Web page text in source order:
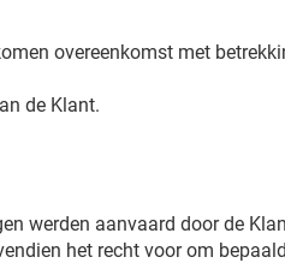
overeenkomst met
de Klant.
werden aanvaard door de
het recht voor om